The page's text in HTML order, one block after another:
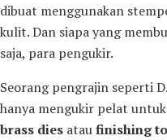
dibuat menggunakan
kulit. Dan siapa yang
saja, para pengukir.
Seorang pengrajin seperti
hanya mengukir pelat
brass dies ataufinishing